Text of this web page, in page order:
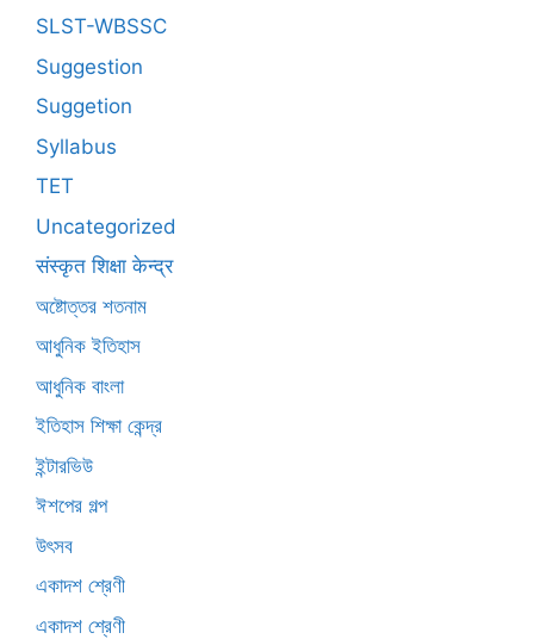
SLST-WBSSC
Suggestion
Suggetion
Syllabus
TET
Uncategorized
संस्कृत शिक्षा केन्द्र
অষ্টোত্তর শতনাম
আধুনিক ইতিহাস
আধুনিক বাংলা
ইতিহাস শিক্ষা কেন্দ্র
ইন্টারভিউ
ঈশপের গল্প
উৎসব
একাদশ শ্রেণী
একাদশ শ্রেণী